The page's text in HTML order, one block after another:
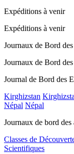
Expéditions à venir
Expéditions à venir
Journaux de Bord
Journaux de Bord
Journal de Bord des
Kirghizstan
Népal Népal
Journaux de bord des
Classes de
Scientifiques